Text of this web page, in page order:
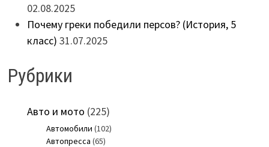
02.08.2025
Почему греки победили персов? (История, 5
класс) 31.07.2025
Рубрики
Авто и мото (225)
Автомобили (102)
Автопресса (65)